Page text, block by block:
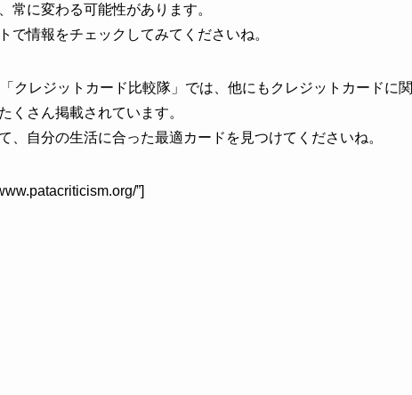
常に変わる可能性があります。
で情報をチェックしてみてくださいね。
クレジットカード比較隊」では、他にもクレジットカードに関
くさん掲載されています。
、自分の生活に合った最適カードを見つけてくださいね。
”]